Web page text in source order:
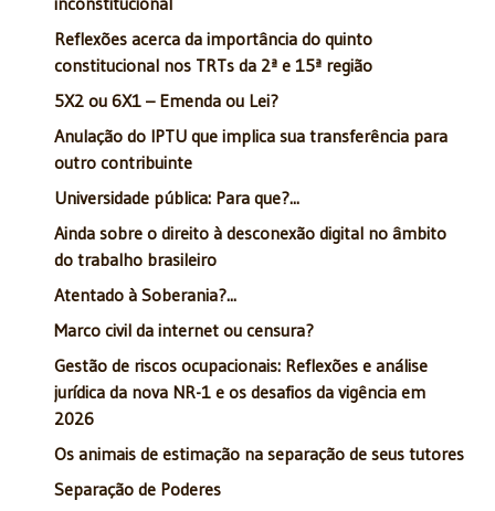
Reflexões acerca da importância do quinto
constitucional nos TRTs da 2ª e 15ª região
5X2 ou 6X1 – Emenda ou Lei?
Anulação do IPTU que implica sua transferência para
outro contribuinte
Universidade pública: Para que?...
Ainda sobre o direito à desconexão digital no âmbito
do trabalho brasileiro
Atentado à Soberania?...
Marco civil da internet ou censura?
Gestão de riscos ocupacionais: Reflexões e análise
jurídica da nova NR-1 e os desafios da vigência em
2026
Os animais de estimação na separação de seus tutores
Separação de Poderes